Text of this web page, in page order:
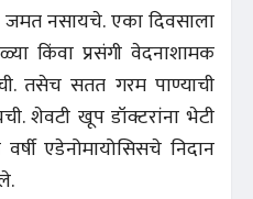
नसायचे. एका दिवसाला
किंवा प्रसंगी वेदनाशामक
तसेच सतत गरम पाण्याची
शेवटी खूप डॉक्टरांना भेटी
एडेनोमायोसिसचे निदान